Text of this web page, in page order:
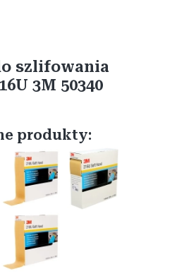
szlifowania
3M 50340
produkty: